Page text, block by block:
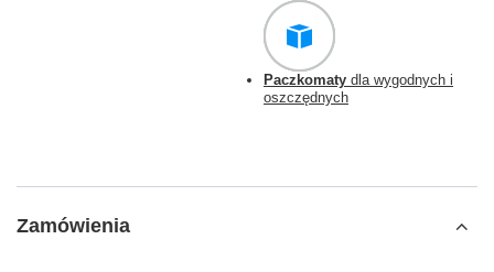
Paczkomaty dla wygodnych i
oszczędnych
Zamówienia